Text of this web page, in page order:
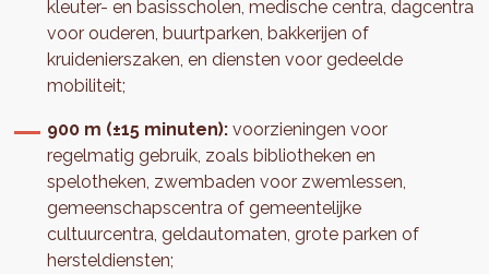
kleuter- en basisscholen, medische centra, dagcentra
voor ouderen, buurtparken, bakkerijen of
kruidenierszaken, en diensten voor gedeelde
mobiliteit;
900 m (±15 minuten): voorzieningen voor
regelmatig gebruik, zoals bibliotheken en
spelotheken, zwembaden voor zwemlessen,
gemeenschapscentra of gemeentelijke
cultuurcentra, geldautomaten, grote parken of
hersteldiensten;